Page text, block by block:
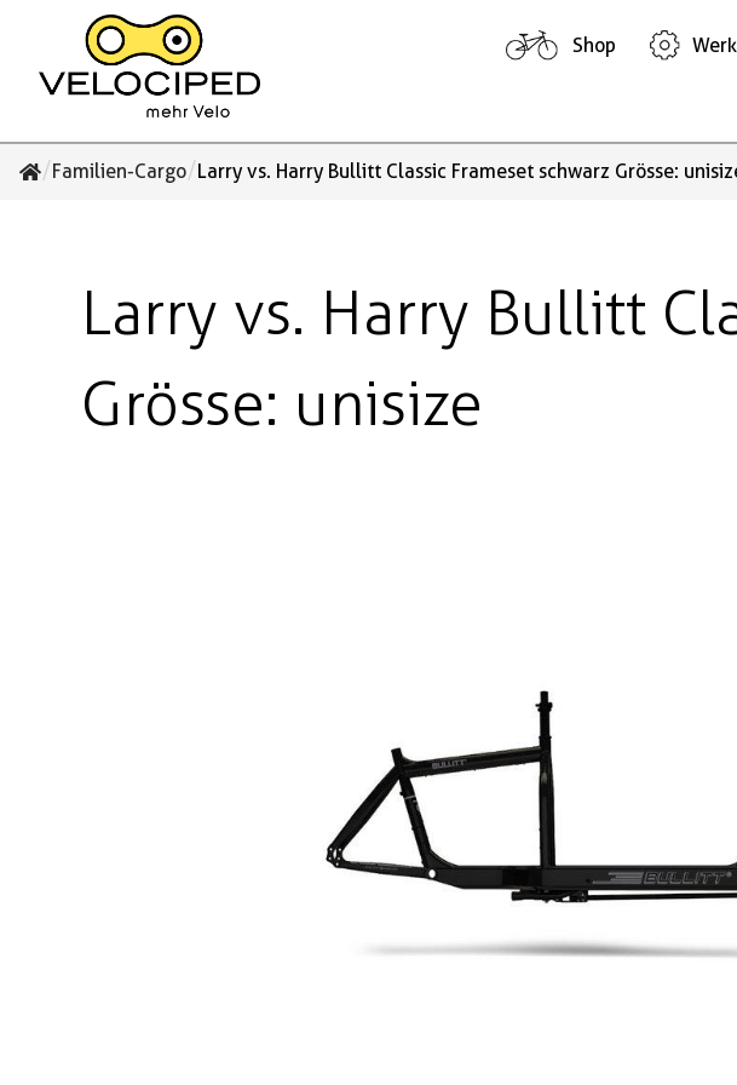
Shop
/Familien-Cargo/Larry vs. Harry Bullitt Classic Frameset schwarz Grösse:
Larry vs. Harry Bullitt
Grösse: unisize